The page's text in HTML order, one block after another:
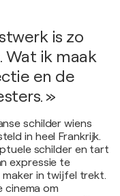
is zo
Wat ik maak
en de
»
schilder wiens
in heel Frankrijk.
schilder en tart
expressie te
maker in twijfel trekt.
cinema om